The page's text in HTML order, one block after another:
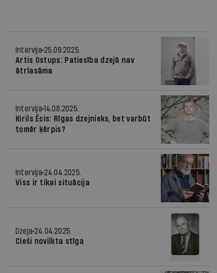
Intervija 25.09.2025.
Artis Ostups: Patiesība dzejā nav
ātrlasāma
Intervija 14.08.2025.
Kirils Ēcis: Rīgas dzejnieks, bet varbūt
tomēr ķērpis?
Intervija 24.04.2025.
Viss ir tikai situācija
Dzeja 24.04.2025.
Cieši novilkta stīga